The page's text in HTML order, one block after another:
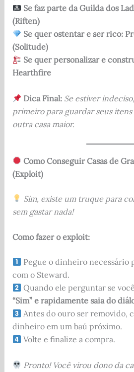
Se faz parte da Guilda dos
(Riften)
Se quer ostentar e ser rico:
(Solitude)
Se quer personalizar e
Hearthfire
Dica Final: Se estiver
primeiro para guardar seus
outra casa maior.
Como Conseguir Casas de
(Exploit)
Sim, existe um truque para
sem gastar nada!
Como fazer o exploit:
Pegue o dinheiro necessário
com o Steward.
Quando ele perguntar se
“Sim” e rapidamente saia do
Antes do ouro ser removido,
dinheiro em um baú próximo.
Volte e finalize a compra.
Pronto! Você virou dono da